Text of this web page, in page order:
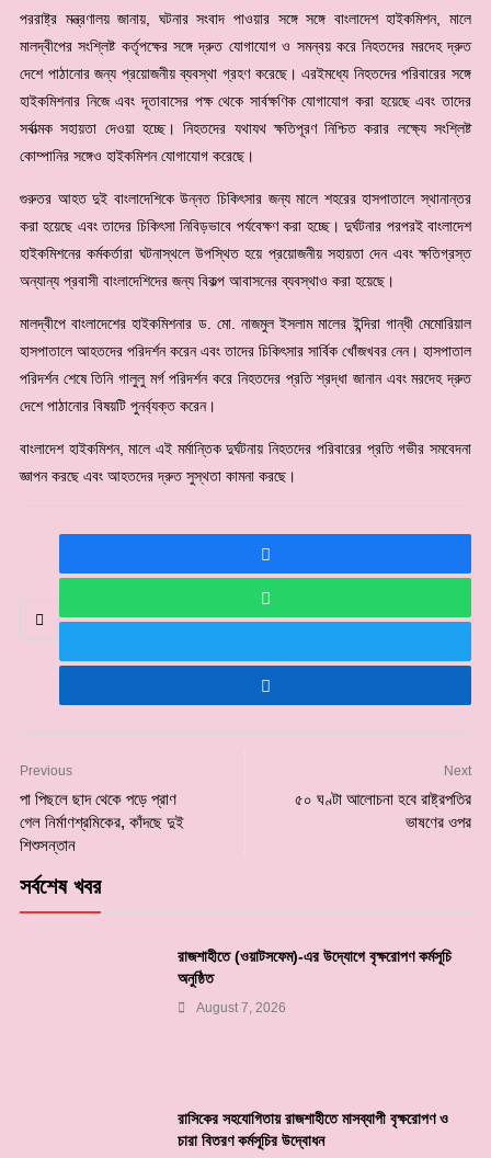
পররাষ্ট্র মন্ত্রণালয় জানায়, ঘটনার সংবাদ পাওয়ার সঙ্গে সঙ্গে বাংলাদেশ হাইকমিশন, মালে
মালদ্বীপের সংশ্লিষ্ট কর্তৃপক্ষের সঙ্গে দ্রুত যোগাযোগ ও সমন্বয় করে নিহতদের মরদেহ দ্রুত
দেশে পাঠানোর জন্য প্রয়োজনীয় ব্যবস্থা গ্রহণ করেছে। এরইমধ্যে নিহতদের পরিবারের সঙ্গে
হাইকমিশনার নিজে এবং দূতাবাসের পক্ষ থেকে সার্বক্ষণিক যোগাযোগ করা হয়েছে এবং তাদের
সর্বাত্মক সহায়তা দেওয়া হচ্ছে। নিহতদের যথাযথ ক্ষতিপূরণ নিশ্চিত করার লক্ষ্যে সংশ্লিষ্ট
কোম্পানির সঙ্গেও হাইকমিশন যোগাযোগ করেছে।
গুরুতর আহত দুই বাংলাদেশিকে উন্নত চিকিৎসার জন্য মালে শহরের হাসপাতালে স্থানান্তর
করা হয়েছে এবং তাদের চিকিৎসা নিবিড়ভাবে পর্যবেক্ষণ করা হচ্ছে। দুর্ঘটনার পরপরই বাংলাদেশ
হাইকমিশনের কর্মকর্তারা ঘটনাস্থলে উপস্থিত হয়ে প্রয়োজনীয় সহায়তা দেন এবং ক্ষতিগ্রস্ত
অন্যান্য প্রবাসী বাংলাদেশিদের জন্য বিকল্প আবাসনের ব্যবস্থাও করা হয়েছে।
মালদ্বীপে বাংলাদেশের হাইকমিশনার ড. মো. নাজমুল ইসলাম মালের ইন্দিরা গান্ধী মেমোরিয়াল
হাসপাতালে আহতদের পরিদর্শন করেন এবং তাদের চিকিৎসার সার্বিক খোঁজখবর নেন। হাসপাতাল
পরিদর্শন শেষে তিনি গালুলু মর্গ পরিদর্শন করে নিহতদের প্রতি শ্রদ্ধা জানান এবং মরদেহ দ্রুত
দেশে পাঠানোর বিষয়টি পুনর্ব্যক্ত করেন।
বাংলাদেশ হাইকমিশন, মালে এই মর্মান্তিক দুর্ঘটনায় নিহতদের পরিবারের প্রতি গভীর সমবেদনা
জ্ঞাপন করছে এবং আহতদের দ্রুত সুস্থতা কামনা করছে।
Previous
পা পিছলে ছাদ থেকে পড়ে প্রাণ
গেল নির্মাণশ্রমিকের, কাঁদছে দুই
শিশুসন্তান
Next
৫০ ঘণ্টা আলোচনা হবে রাষ্ট্রপতির
ভাষণের ওপর
সর্বশেষ খবর
রাজশাহীতে (ওয়াটসফেম)-এর উদ্যোগে বৃক্ষরোপণ কর্মসূচি
অনুষ্ঠিত
August 7, 2026
রাসিকের সহযোগিতায় রাজশাহীতে মাসব্যাপী বৃক্ষরোপণ ও
চারা বিতরণ কর্মসূচির উদ্বোধন